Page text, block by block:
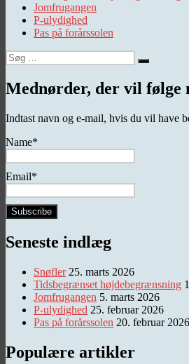
Jomfrugangen
P-ulydighed
Pas på forårssolen
Søg
efter:
Søg
Mednørder, der vil følge
Indtast navn og e-mail, hvis du vil have
Name*
Email*
Seneste indlæg
Snøfler 25. marts 2026
Tidsbegrænset højdebegrænsning
Jomfrugangen 5. marts 2026
P-ulydighed 25. februar 2026
Pas på forårssolen 20. februar 2026
Populære artikler